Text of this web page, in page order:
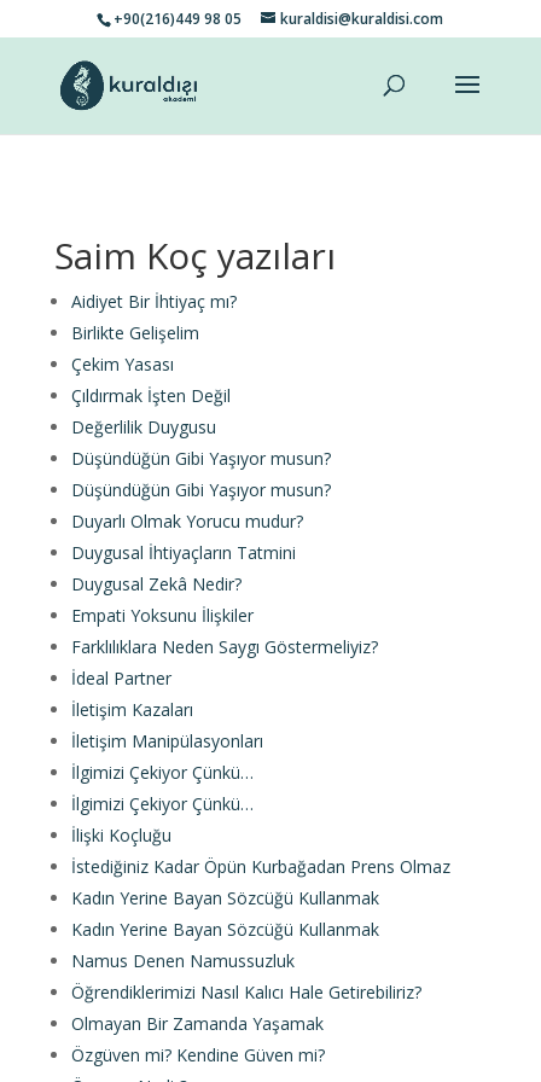
+90(216)449 98 05 kuraldisi@kuraldisi.com
Saim Koç yazıları
Aidiyet Bir İhtiyaç mı?
Birlikte Gelişelim
Çekim Yasası
Çıldırmak İşten Değil
Değerlilik Duygusu
Düşündüğün Gibi Yaşıyor musun?
Düşündüğün Gibi Yaşıyor musun?
Duyarlı Olmak Yorucu mudur?
Duygusal İhtiyaçların Tatmini
Duygusal Zekâ Nedir?
Empati Yoksunu İlişkiler
Farklılıklara Neden Saygı Göstermeliyiz?
İdeal Partner
İletişim Kazaları
İletişim Manipülasyonları
İlgimizi Çekiyor Çünkü…
İlgimizi Çekiyor Çünkü…
İlişki Koçluğu
İstediğiniz Kadar Öpün Kurbağadan Prens Olmaz
Kadın Yerine Bayan Sözcüğü Kullanmak
Kadın Yerine Bayan Sözcüğü Kullanmak
Namus Denen Namussuzluk
Öğrendiklerimizi Nasıl Kalıcı Hale Getirebiliriz?
Olmayan Bir Zamanda Yaşamak
Özgüven mi? Kendine Güven mi?